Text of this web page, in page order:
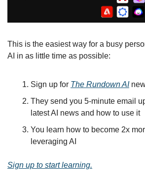
This is the easiest way for a busy
AI in as little time as possible:
Sign up for The Rundown AI
They send you 5-minute email
latest AI news and how to use it
You learn how to become 2x
leveraging AI
Sign up to start learning.